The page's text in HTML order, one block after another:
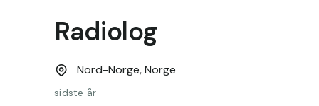
Radiolog
Nord-Norge,Norge
sidste år